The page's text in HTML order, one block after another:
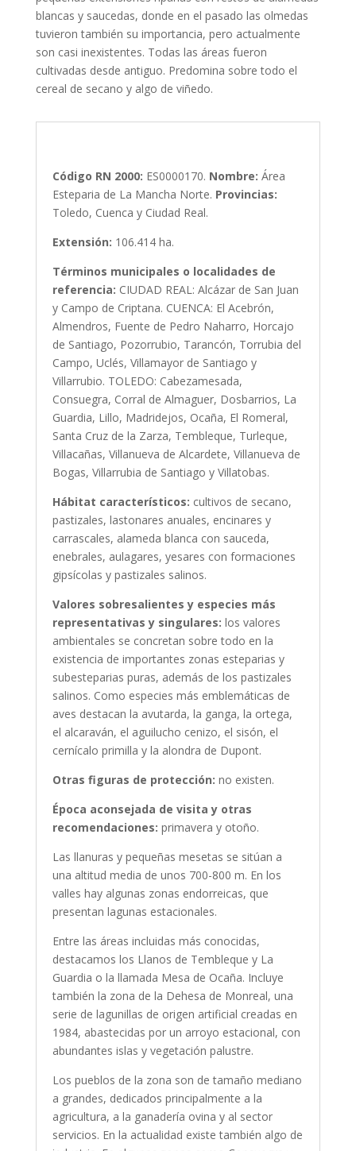
blancas y saucedas, donde en el pasado las olmedas
tuvieron también su importancia, pero actualmente
son casi inexistentes. Todas las áreas fueron
cultivadas desde antiguo. Predomina sobre todo el
cereal de secano y algo de viñedo.
Código RN 2000: ES0000170. Nombre: Área
Esteparia de La Mancha Norte. Provincias:
Toledo, Cuenca y Ciudad Real.
Extensión: 106.414 ha.
Términos municipales o localidades de
referencia: CIUDAD REAL: Alcázar de San Juan
y Campo de Criptana. CUENCA: El Acebrón,
Almendros, Fuente de Pedro Naharro, Horcajo
de Santiago, Pozorrubio, Tarancón, Torrubia del
Campo, Uclés, Villamayor de Santiago y
Villarrubio. TOLEDO: Cabezamesada,
Consuegra, Corral de Almaguer, Dosbarrios, La
Guardia, Lillo, Madridejos, Ocaña, El Romeral,
Santa Cruz de la Zarza, Tembleque, Turleque,
Villacañas, Villanueva de Alcardete, Villanueva de
Bogas, Villarrubia de Santiago y Villatobas.
Hábitat característicos: cultivos de secano,
pastizales, lastonares anuales, encinares y
carrascales, alameda blanca con sauceda,
enebrales, aulagares, yesares con formaciones
gipsícolas y pastizales salinos.
Valores sobresalientes y especies más
representativas y singulares: los valores
ambientales se concretan sobre todo en la
existencia de importantes zonas esteparias y
subesteparias puras, además de los pastizales
salinos. Como especies más emblemáticas de
aves destacan la avutarda, la ganga, la ortega,
el alcaraván, el aguilucho cenizo, el sisón, el
cernícalo primilla y la alondra de Dupont.
Otras figuras de protección: no existen.
Época aconsejada de visita y otras
recomendaciones: primavera y otoño.
Las llanuras y pequeñas mesetas se sitúan a
una altitud media de unos 700-800 m. En los
valles hay algunas zonas endorreicas, que
presentan lagunas estacionales.
Entre las áreas incluidas más conocidas,
destacamos los Llanos de Tembleque y La
Guardia o la llamada Mesa de Ocaña. Incluye
también la zona de la Dehesa de Monreal, una
serie de lagunillas de origen artificial creadas en
1984, abastecidas por un arroyo estacional, con
abundantes islas y vegetación palustre.
Los pueblos de la zona son de tamaño mediano
a grandes, dedicados principalmente a la
agricultura, a la ganadería ovina y al sector
servicios. En la actualidad existe también algo de